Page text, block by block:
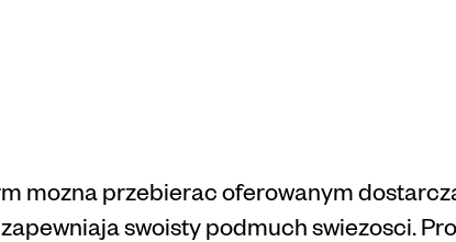
mozna przebierac oferowanym
swoisty podmuch swiezosci.